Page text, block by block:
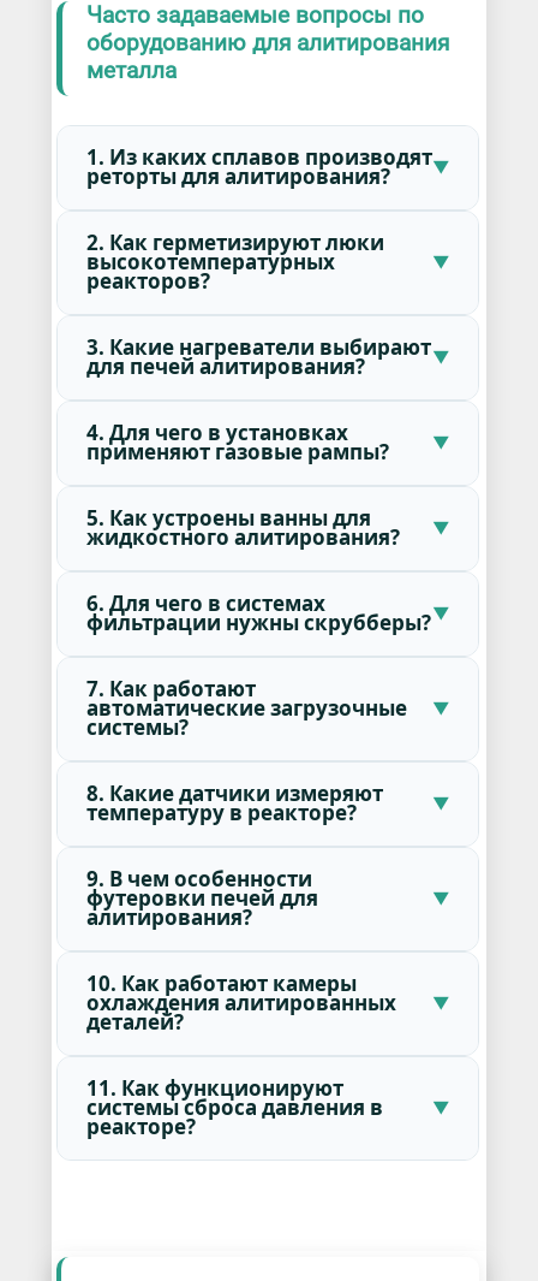
Часто задаваемые вопросы по
оборудованию для алитирования
металла
1. Из каких сплавов производят
реторты для алитирования?
2. Как герметизируют люки
высокотемпературных
реакторов?
3. Какие нагреватели выбирают
для печей алитирования?
4. Для чего в установках
применяют газовые рампы?
5. Как устроены ванны для
жидкостного алитирования?
6. Для чего в системах
фильтрации нужны скрубберы?
7. Как работают
автоматические загрузочные
системы?
8. Какие датчики измеряют
температуру в реакторе?
9. В чем особенности
футеровки печей для
алитирования?
10. Как работают камеры
охлаждения алитированных
деталей?
11. Как функционируют
системы сброса давления в
реакторе?